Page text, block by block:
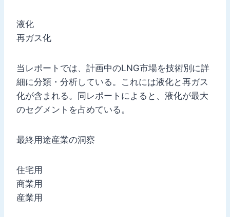
液化
再ガス化
当レポートでは、計画中のLNG市場を技術別に詳
細に分類・分析している。これには液化と再ガス
化が含まれる。同レポートによると、液化が最大
のセグメントを占めている。
最終用途産業の洞察
住宅用
商業用
産業用